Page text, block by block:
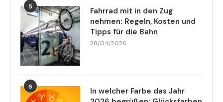
5
Fahrrad mit in den Zug
nehmen: Regeln, Kosten und
Tipps für die Bahn
28/04/2026
6
In welcher Farbe das Jahr